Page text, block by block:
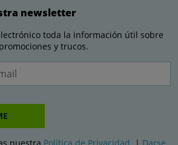
newsletter
toda la información útil sobre
y trucos.